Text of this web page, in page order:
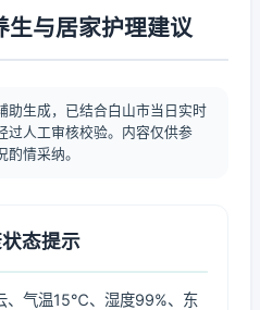
生与居家护理建议
助生成，已结合白山市当日实时
过人工审核校验。内容仅供参
情采纳。
态提示
、气温15℃、湿度99%、东